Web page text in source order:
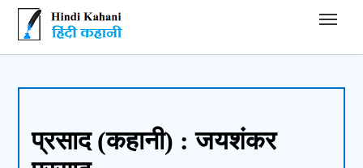
Hindi Kahani - हिंदी कहानी
प्रसाद (कहानी) : जयशंकर